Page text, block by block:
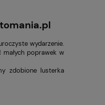
wydarzenie.
poprawek w
zdobione lusterka